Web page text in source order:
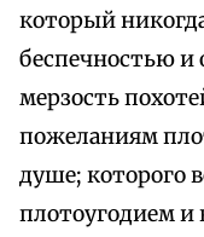
который
беспечностью и
мерзость
пожеланиям
душе; которого
плотоугодием и